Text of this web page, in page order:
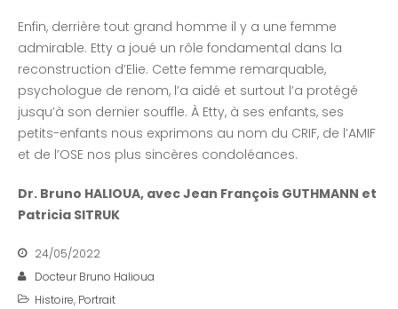
Enfin, derrière tout grand homme il y a une femme
admirable. Etty a joué un rôle fondamental dans la
reconstruction d’Elie. Cette femme remarquable,
psychologue de renom, l’a aidé et surtout l’a protégé
jusqu’à son dernier souffle. À Etty, à ses enfants, ses
petits-enfants nous exprimons au nom du CRIF, de l’AMIF
et de l’OSE nos plus sincères condoléances.
Dr. Bruno HALIOUA, avec Jean François GUTHMANN et
Patricia SITRUK
24/05/2022
Docteur Bruno Halioua
Histoire, Portrait